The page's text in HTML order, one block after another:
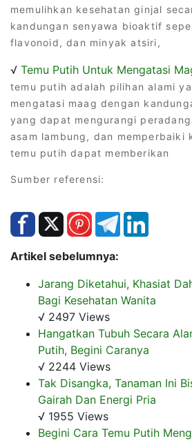
memulihkan kesehatan ginjal
kandungan senyawa bioaktif
flavonoid, dan minyak atsiri,
√ Temu Putih Untuk Mengatasi
temu putih adalah pilihan alami
mengatasi maag dengan
yang dapat mengurangi
asam lambung, dan memperbaiki
temu putih dapat memberikan
Sumber referensi:
Artikel sebelumnya:
Jarang Diketahui, Khasiat
Bagi Kesehatan Wanita
√ 2497 Views
Hangatkan Tubuh Secara
Putih, Begini Caranya
√ 2244 Views
Tak Disangka, Tanaman Ini
Gairah Dan Energi Pria
√ 1955 Views
Begini Cara Temu Putih